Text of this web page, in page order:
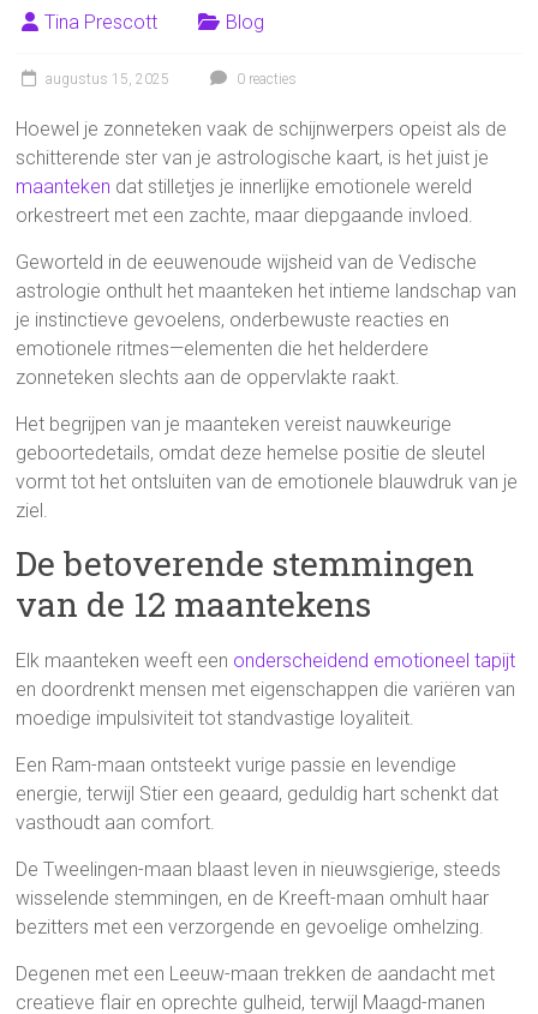
Tina Prescott Blog
augustus 15, 2025 0 reacties
Hoewel je zonneteken vaak de schijnwerpers opeist als de
schitterende ster van je astrologische kaart, is het juist je
maanteken dat stilletjes je innerlijke emotionele wereld
orkestreert met een zachte, maar diepgaande invloed.
Geworteld in de eeuwenoude wijsheid van de Vedische
astrologie onthult het maanteken het intieme landschap van
je instinctieve gevoelens, onderbewuste reacties en
emotionele ritmes—elementen die het helderdere
zonneteken slechts aan de oppervlakte raakt.
Het begrijpen van je maanteken vereist nauwkeurige
geboortedetails, omdat deze hemelse positie de sleutel
vormt tot het ontsluiten van de emotionele blauwdruk van je
ziel.
De betoverende stemmingen
van de 12 maantekens
Elk maanteken weeft een onderscheidend emotioneel tapijt
en doordrenkt mensen met eigenschappen die variëren van
moedige impulsiviteit tot standvastige loyaliteit.
Een Ram-maan ontsteekt vurige passie en levendige
energie, terwijl Stier een geaard, geduldig hart schenkt dat
vasthoudt aan comfort.
De Tweelingen-maan blaast leven in nieuwsgierige, steeds
wisselende stemmingen, en de Kreeft-maan omhult haar
bezitters met een verzorgende en gevoelige omhelzing.
Degenen met een Leeuw-maan trekken de aandacht met
creatieve flair en oprechte gulheid, terwijl Maagd-manen